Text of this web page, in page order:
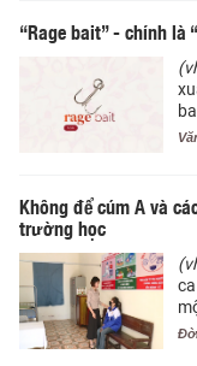
“Rage bait” - chính là
Không để cúm A và
trường học